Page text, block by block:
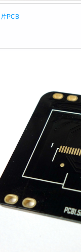
PCB